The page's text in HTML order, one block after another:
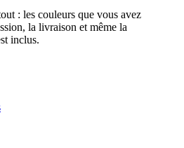
: les couleurs que vous avez
la livraison et même la
inclus.